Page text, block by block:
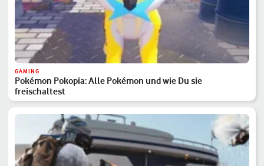
GAMING
Pokémon Pokopia: Alle Pokémon und wie Du sie
freischaltest